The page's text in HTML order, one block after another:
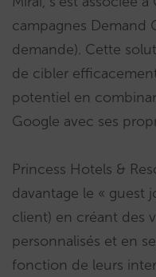
campagnes Demand
demande). Cette
de cibler
potentiel en
Google avec ses
Princess Hotels &
davantage le « guest
client) en créant des
personnalisés et en
fonction de leurs